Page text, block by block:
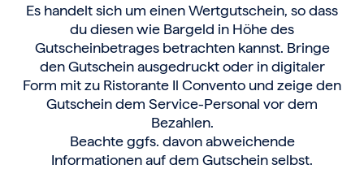
Es handelt sich um einen Wertgutschein, so dass
du diesen wie Bargeld in Höhe des
Gutscheinbetrages betrachten kannst. Bringe
den Gutschein ausgedruckt oder in digitaler
Form mit zu Ristorante Il Convento und zeige den
Gutschein dem Service-Personal vor dem
Bezahlen.
Beachte ggfs. davon abweichende
Informationen auf dem Gutschein selbst.